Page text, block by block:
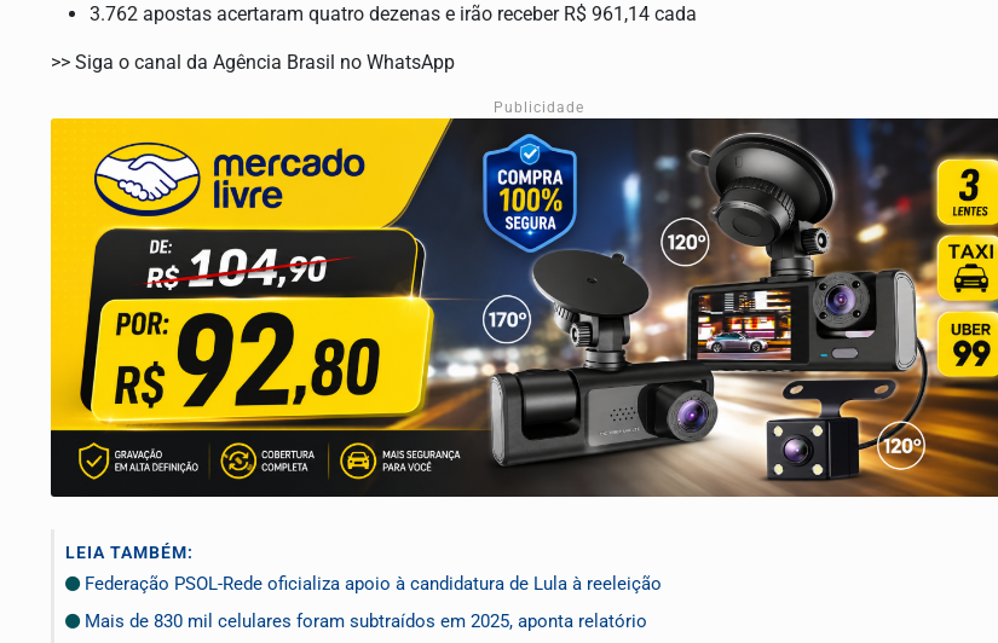
3.762 apostas acertaram quatro dezenas e irão receber R$ 961,14 cada
>> Siga o canal da Agência Brasil no WhatsApp
Publicidade
LEIA TAMBÉM:
Federação PSOL-Rede oficializa apoio à candidatura de Lula à reeleição
Mais de 830 mil celulares foram subtraídos em 2025, aponta relatório